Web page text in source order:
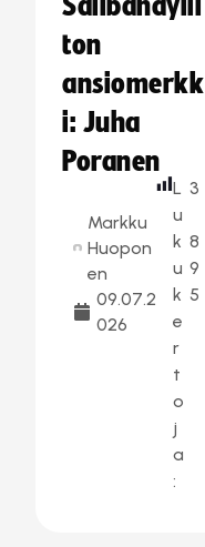
Salibandylii
ton
ansiomerkk
i: Juha
Poranen
Markku
Huopon
en
09.07.2
026
L
u
k
u
k
e
r
t
o
j
a
:
3
8
9
5